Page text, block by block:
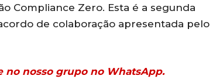
Compliance Zero. Esta é a segunda
de colaboração apresentada pelo
no nosso grupo no WhatsApp.